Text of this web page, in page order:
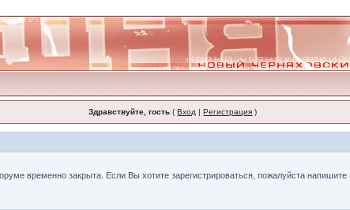
Здравствуйте, гость (Вход |Регистрация )
временно закрыта. Если Вы хотите зарегистрироваться, пожалуйста